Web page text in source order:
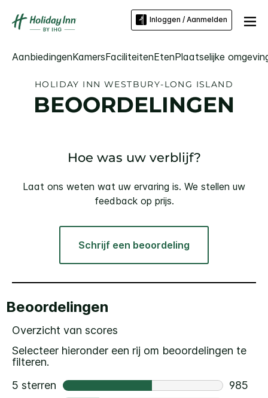
Inloggen / Aanmelden
AanbiedingenKamersFaciliteitenEtenPlaatselijke
HOLIDAY INN WESTBURY-LONG ISLAND
BEOORDELINGEN
Hoe was uw verblijf?
Laat ons weten wat uw ervaring is. We stellen uw
feedback op prijs.
Schrijf een beoordeling